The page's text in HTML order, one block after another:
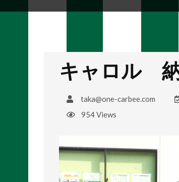
キャロル 納
taka@one-carbee.com
954 Views